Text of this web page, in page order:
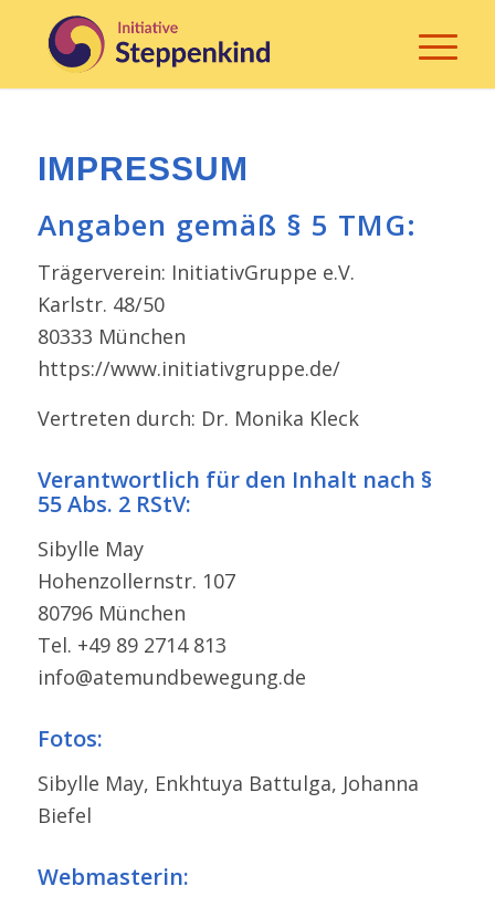
IMPRESSUM
Angaben gemäß § 5 TMG:
Trägerverein: InitiativGruppe e.V.
Karlstr. 48/​50
80333 München
https://www.initiativgruppe.de/
Vertreten durch: Dr. Monika Kleck
Verantwortlich für den Inhalt nach §
55 Abs. 2 RStV:
Sibylle May
Hohenzollernstr. 107
80796 München
Tel. +49 89 2714 813
info@atemundbewegung.de
Fotos:
Sibylle May, Enkhtuya Battulga, Johanna
Biefel
Webmasterin: